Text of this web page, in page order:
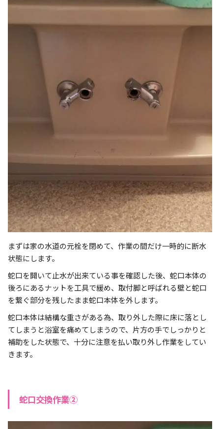
まずは家の水道の元栓を閉めて、作業の間だけ一時的に断水
状態にします。
蛇口を開いて止水が出来ている事を確認した後、蛇口本体の
後ろにあるナットを工具で緩め、取付脚と呼ばれる壁と蛇口
を繋ぐ部分を残したまま蛇口本体を外します。
蛇口本体は結構な重さがある為、取り外した際に床に落とし
てしまうと浴室を痛めてしまうので、片方の手でしっかりと
補助をした状態で、十分に注意を払い取り外し作業をしてい
きます。
蛇口交換作業②